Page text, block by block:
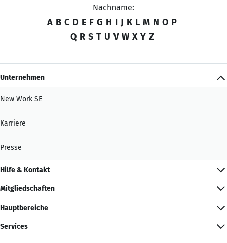
Nachname:
A B C D E F G H I J K L M N O P
Q R S T U V W X Y Z
Unternehmen
New Work SE
Karriere
Presse
Hilfe & Kontakt
Mitgliedschaften
Hauptbereiche
Services